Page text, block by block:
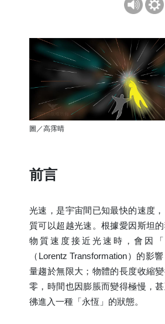
圖／高霈晴
前言
光速，是宇宙間已知最快的速度
質可以超越光速。根據愛因斯坦
物質速度接近光速時，會因「
（Lorentz Transformation）的影
量趨於無限大；物體的長度收縮
零，時間也因膨脹而變得極慢，
彿進入一種「永恆」的狀態。